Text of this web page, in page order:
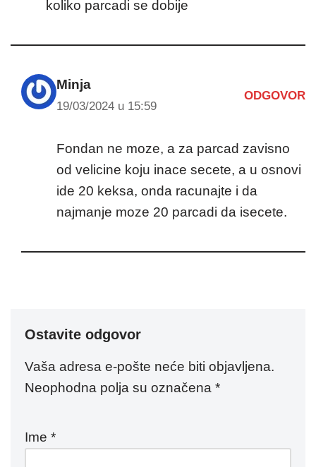
koliko parcadi se dobije
Minja
19/03/2024 u 15:59
ODGOVOR
Fondan ne moze, a za parcad zavisno
od velicine koju inace secete, a u osnovi
ide 20 keksa, onda racunajte i da
najmanje moze 20 parcadi da isecete.
Ostavite odgovor
Vaša adresa e-pošte neće biti objavljena.
Neophodna polja su označena *
Ime *